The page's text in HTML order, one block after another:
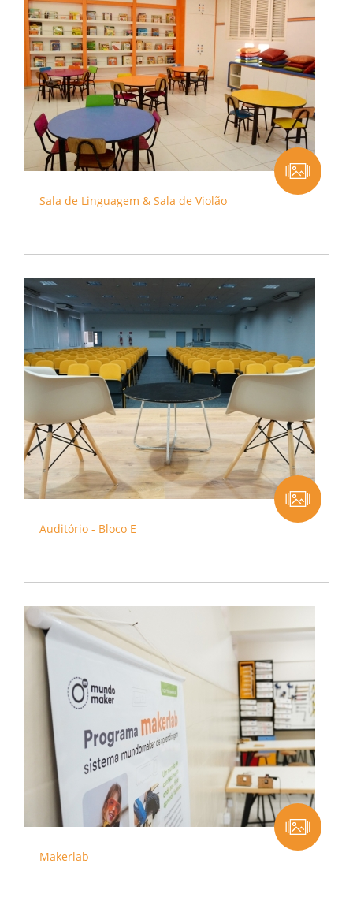
Sala de Linguagem & Sala de Violão
Auditório - Bloco E
Makerlab